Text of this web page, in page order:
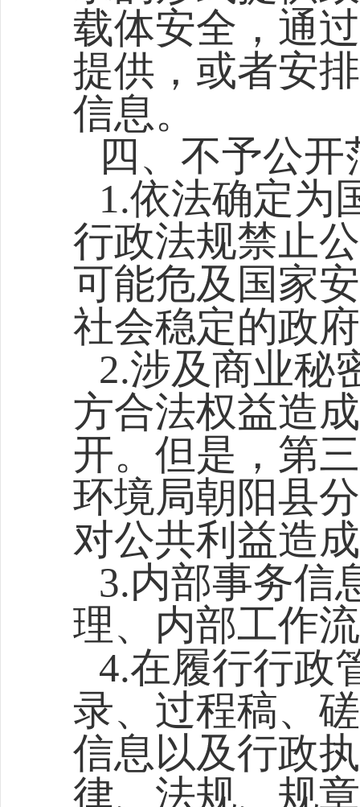
载体安全，通
提供，或者安
信息。
四、不予公开
1.依法确定为
行政法规禁止
可能危及国家
社会稳定的政
2.涉及商业秘
方合法权益造
开。但是，第
环境局朝阳县
对公共利益造
3.内部事务信
理、内部工作
4.在履行行政
录、过程稿、
信息以及行政
律、法规、规